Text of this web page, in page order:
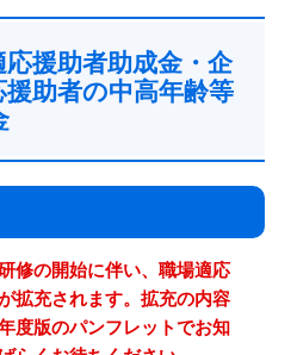
援助者助成金・企
助者の中高年齢等
修の開始に伴い、職場適応
拡充されます。拡充の内容
度版のパンフレットでお知